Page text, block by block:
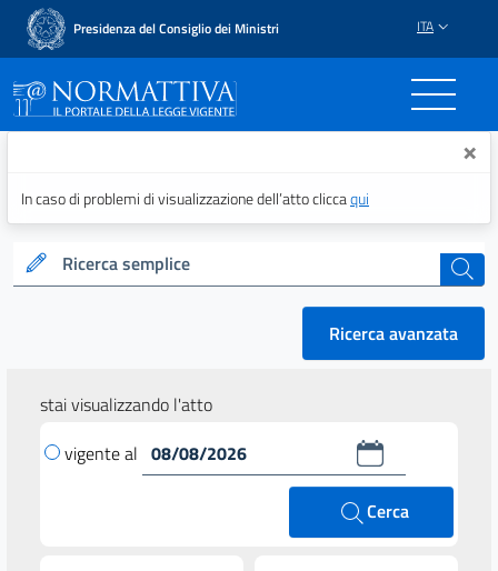
Presidenza del Consiglio dei Ministri ITA
Normattiva - Il portale ×
In caso di problemi di visualizzazione dell’atto cliccaqui
Ricerca semplice cerca
Ricerca avanzata
stai visualizzando l'atto
vigente al
Cerca